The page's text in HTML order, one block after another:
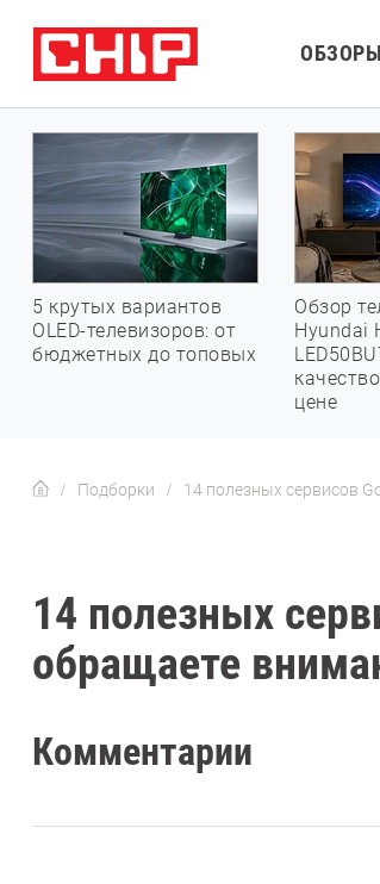
ОБЗОРЫ
5 крутых вариантов
OLED-телевизоров: от
бюджетных до топовых
Обзор
Hyundai
цене
Подборки 14 полезных сервисов
14 полезных
обращаете
Комментарии